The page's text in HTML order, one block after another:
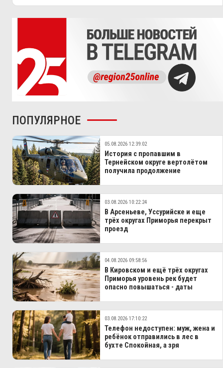
ПОПУЛЯРНОЕ
05.08.2026 12:39:02
История с пропавшим в
Тернейском округе вертолётом
получила продолжение
03.08.2026 10:22:24
В Арсеньеве, Уссурийске и еще
трёх округах Приморья перекрыт
проезд
04.08.2026 09:58:56
В Кировском и ещё трёх округах
Приморья уровень рек будет
опасно повышаться - даты
03.08.2026 17:10:22
Телефон недоступен: муж, жена и
ребёнок отправились в лес в
бухте Спокойная, а зря